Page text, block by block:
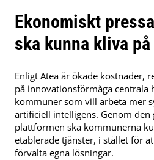
Ekonomiskt
ska kunna kliva
Enligt Atea är ökade kostnader,
på innovationsförmåga
kommuner som vill arbeta mer
artificiell intelligens. Genom den
plattformen ska kommunerna
etablerade tjänster, i stället för
förvalta egna lösningar.